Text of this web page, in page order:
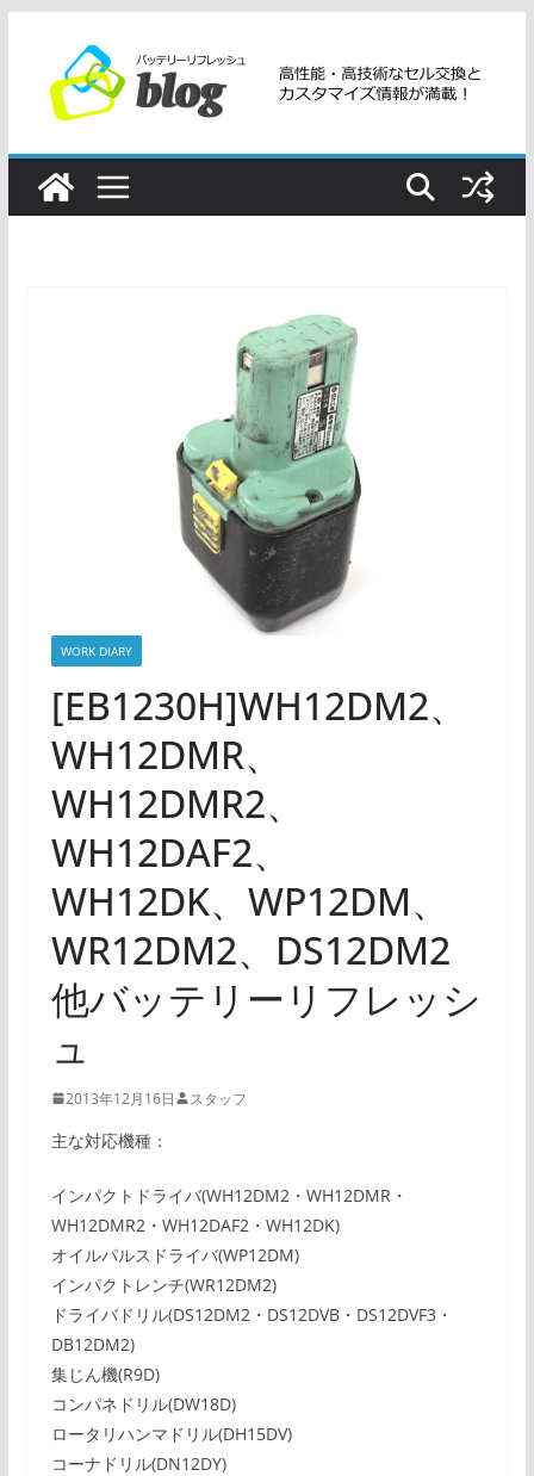
ツ
WORK DIARY
[EB1230H]WH12DM2、
WH12DMR、
WH12DMR2、
WH12DAF2、
WH12DK、WP12DM、
WR12DM2、DS12DM2
他バッテリーリフレッシ
ュ
2013年12月16日 スタッフ
主な対応機種：
インパクトドライバ(WH12DM2・WH12DMR・
WH12DMR2・WH12DAF2・WH12DK)
オイルパルスドライバ(WP12DM)
インパクトレンチ(WR12DM2)
ドライバドリル(DS12DM2・DS12DVB・DS12DVF3・
DB12DM2)
集じん機(R9D)
コンパネドリル(DW18D)
ロータリハンマドリル(DH15DV)
コーナドリル(DN12DY)